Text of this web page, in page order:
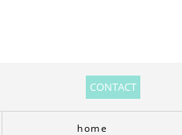
CONTACT
home